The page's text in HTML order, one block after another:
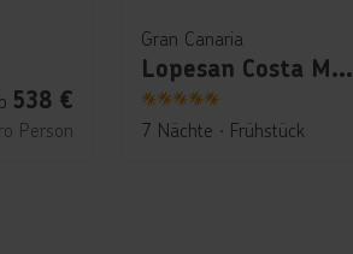
538 €
Person
Gran Canaria
Lopesan Costa Meloneras Resort & Spa
5
7 Nächte ∙ Frühstück